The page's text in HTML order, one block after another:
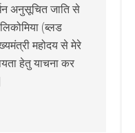
अनुसूचित जाति से
(ब्लड
महोदय से मेरे
हेतु याचना कर